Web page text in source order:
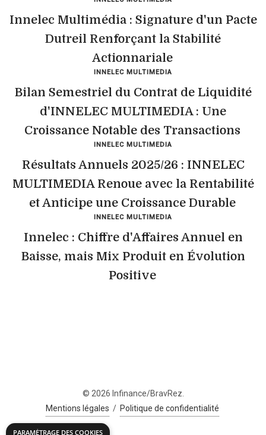
Innelec Multimédia : Signature d'un Pacte
Dutreil Renforçant la Stabilité
Actionnariale
INNELEC MULTIMEDIA
Bilan Semestriel du Contrat de Liquidité
d'INNELEC MULTIMEDIA : Une
Croissance Notable des Transactions
INNELEC MULTIMEDIA
Résultats Annuels 2025/26 : INNELEC
MULTIMEDIA Renoue avec la Rentabilité
et Anticipe une Croissance Durable
INNELEC MULTIMEDIA
Innelec : Chiffre d'Affaires Annuel en
Baisse, mais Mix Produit en Évolution
Positive
© 2026 Infinance/BravRez.
Mentions légales / Politique de confidentialité
PARAMÉTRAGE DES COOKIES